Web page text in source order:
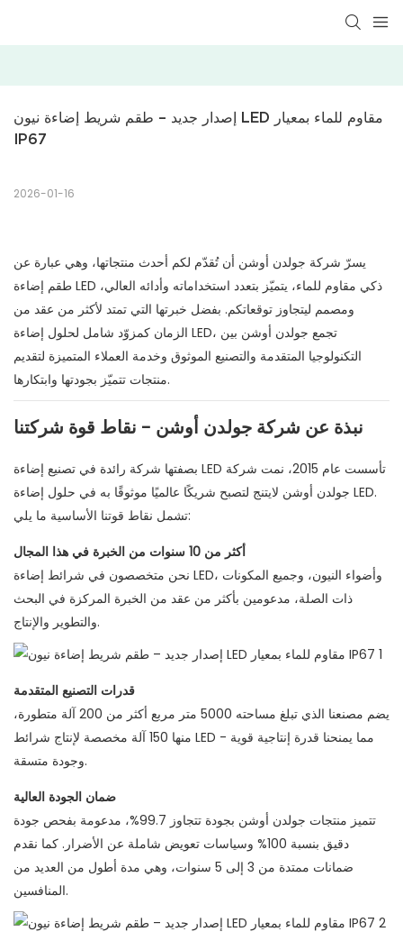
إصدار جديد – طقم شريط إضاءة نيون LED مقاوم للماء بمعيار
IP67
2026-01-16
يسرّ شركة جولدن أوشن أن تُقدّم لكم أحدث منتجاتها، وهي عبارة عن
طقم إضاءة LED ذكي مقاوم للماء، يتميّز بتعدد استخداماته وأدائه العالي،
ومصمم ليتجاوز توقعاتكم. بفضل خبرتها التي تمتد لأكثر من عقد من
الزمان كمزوّد شامل لحلول إضاءة LED، تجمع جولدن أوشن بين
التكنولوجيا المتقدمة والتصنيع الموثوق وخدمة العملاء المتميزة لتقديم
منتجات تتميّز بجودتها وابتكارها.
نبذة عن شركة جولدن أوشن - نقاط قوة شركتنا
بصفتها شركة رائدة في تصنيع إضاءة LED تأسست عام 2015، نمت شركة
جولدن أوشن لايتنج لتصبح شريكًا عالميًا موثوقًا به في حلول إضاءة LED.
تشمل نقاط قوتنا الأساسية ما يلي:
أكثر من 10 سنوات من الخبرة في هذا المجال
نحن متخصصون في شرائط إضاءة LED، وأضواء النيون، وجميع المكونات
ذات الصلة، مدعومين بأكثر من عقد من الخبرة المركزة في البحث
والتطوير والإنتاج.
قدرات التصنيع المتقدمة
يضم مصنعنا الذي تبلغ مساحته 5000 متر مربع أكثر من 200 آلة متطورة،
منها 150 آلة مخصصة لإنتاج شرائط LED - مما يمنحنا قدرة إنتاجية قوية
وجودة متسقة.
ضمان الجودة العالية
تتميز منتجات جولدن أوشن بجودة تتجاوز 99.7%، مدعومة بفحص جودة
دقيق بنسبة 100% وسياسات تعويض شاملة عن الأضرار. كما نقدم
ضمانات ممتدة من 3 إلى 5 سنوات، وهي مدة أطول من العديد من
المنافسين.